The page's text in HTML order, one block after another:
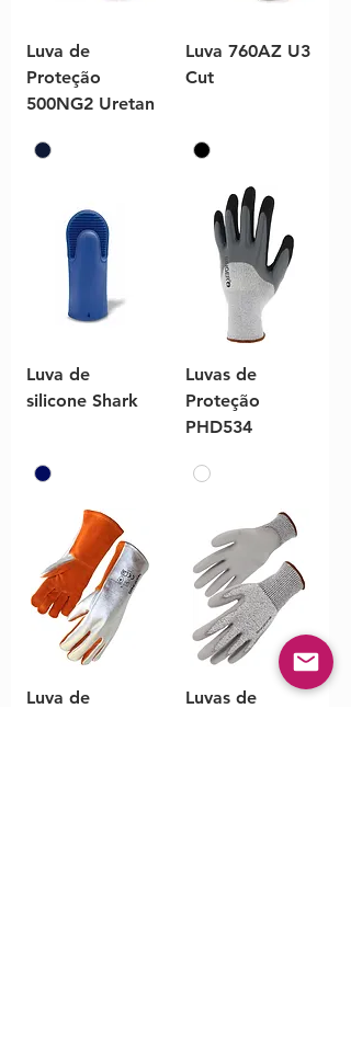
Luva de
Proteção
500NG2 Uretan
Luva 760AZ U3
Cut
Luva de
silicone Shark
Luvas de
Proteção
PHD534
Luva de
Luvas de